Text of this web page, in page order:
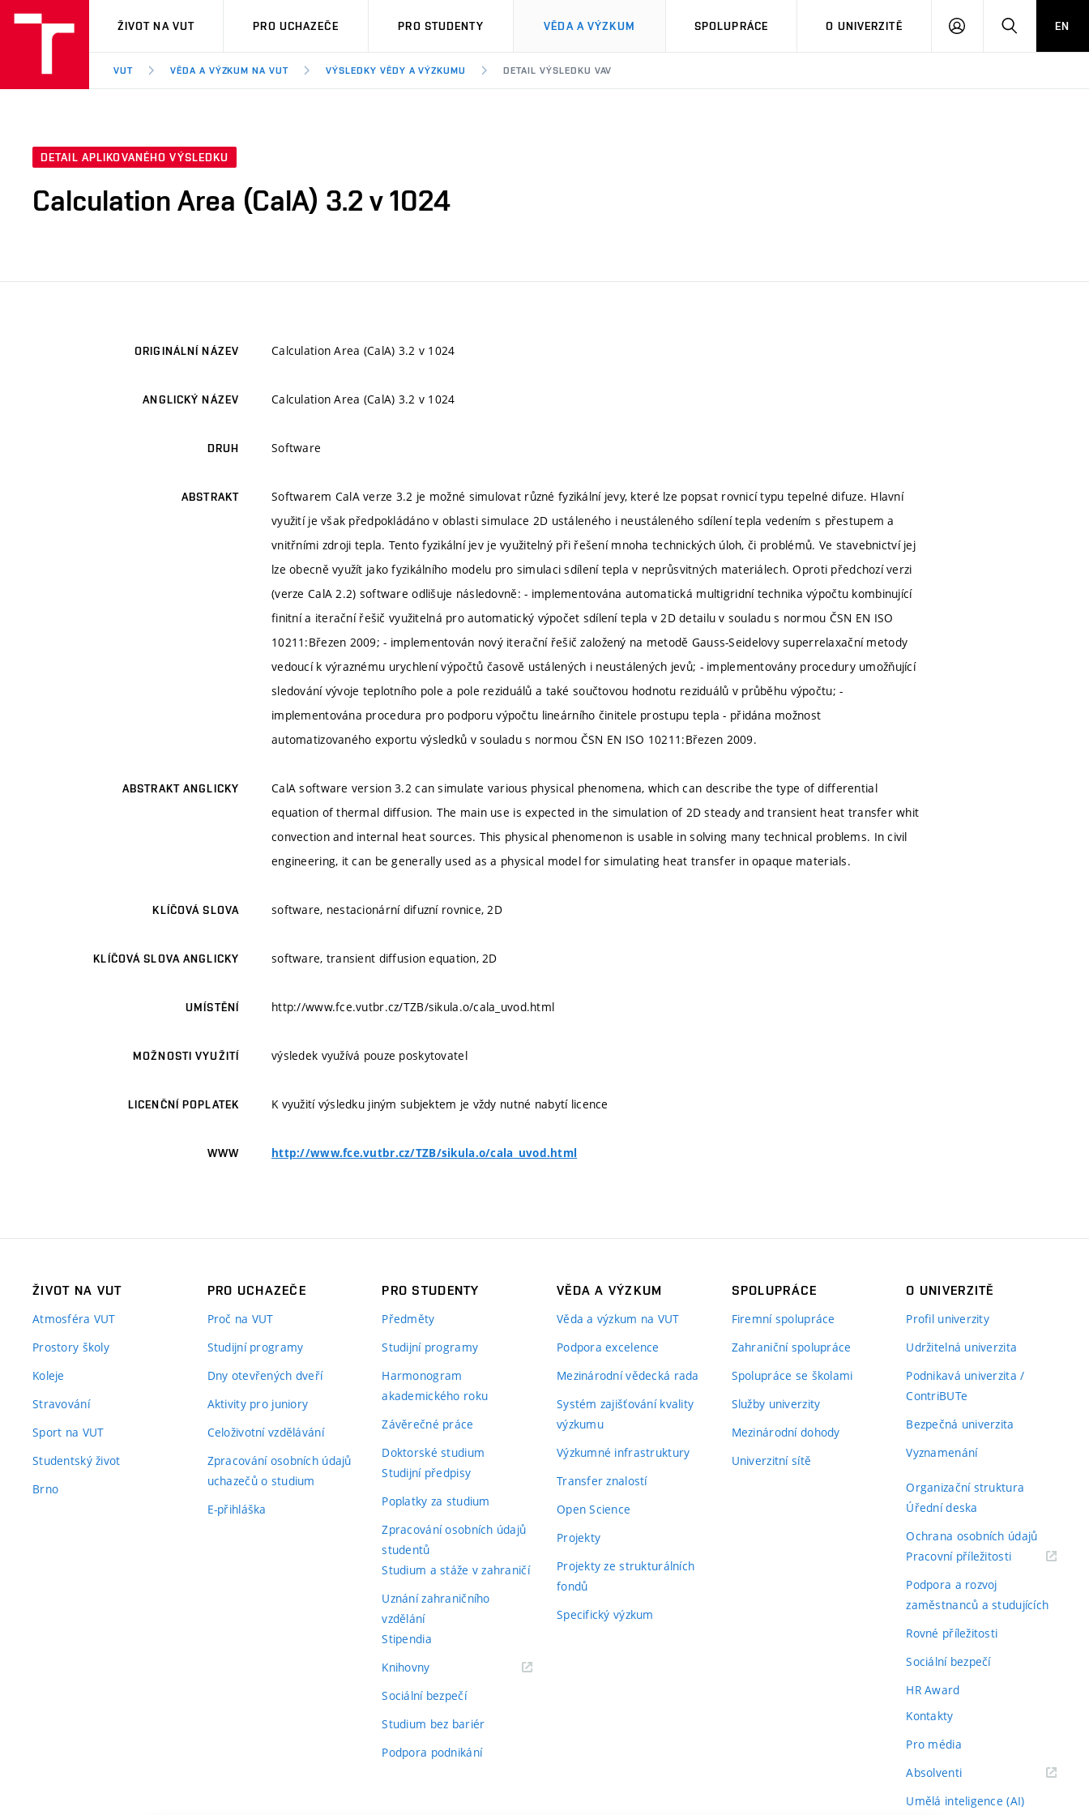
VUT
ŽIVOT NA VUT PRO UCHAZEČE PRO STUDENTY VĚDA A VÝZKUM SPOLUPRÁCE O UNIVERZITĚ
PŘIHLÁSIT HLEDATEN
VUT VĚDA A VÝZKUM NA VUT VÝSLEDKY VĚDY A VÝZKUMU DETAIL VÝSLEDKU VAV
DETAIL APLIKOVANÉHO VÝSLEDKU
Calculation Area (CalA) 3.2 v 1024
ORIGINÁLNÍ NÁZEV Calculation Area (CalA) 3.2 v 1024
ANGLICKÝ NÁZEV Calculation Area (CalA) 3.2 v 1024
DRUH Software
ABSTRAKT
Softwarem CalA verze 3.2 je možné simulovat různé fyzikální jevy, které lze popsat rovnicí typu tepelné difuze. Hlavní
využití je však předpokládáno v oblasti simulace 2D ustáleného i neustáleného sdílení tepla vedením s přestupem a
vnitřními zdroji tepla. Tento fyzikální jev je využitelný při řešení mnoha technických úloh, či problémů. Ve stavebnictví jej
lze obecně využít jako fyzikálního modelu pro simulaci sdílení tepla v neprůsvitných materiálech. Oproti předchozí verzi
(verze CalA 2.2) software odlišuje následovně: - implementována automatická multigridní technika výpočtu kombinující
finitní a iterační řešič využitelná pro automatický výpočet sdílení tepla v 2D detailu v souladu s normou ČSN EN ISO
10211:Březen 2009; - implementován nový iterační řešič založený na metodě Gauss-Seidelovy superrelaxační metody
vedoucí k výraznému urychlení výpočtů časově ustálených i neustálených jevů; - implementovány procedury umožňující
sledování vývoje teplotního pole a pole reziduálů a také součtovou hodnotu reziduálů v průběhu výpočtu; -
implementována procedura pro podporu výpočtu lineárního činitele prostupu tepla - přidána možnost
automatizovaného exportu výsledků v souladu s normou ČSN EN ISO 10211:Březen 2009.
ABSTRAKT ANGLICKY
CalA software version 3.2 can simulate various physical phenomena, which can describe the type of differential
equation of thermal diffusion. The main use is expected in the simulation of 2D steady and transient heat transfer whit
convection and internal heat sources. This physical phenomenon is usable in solving many technical problems. In civil
engineering, it can be generally used as a physical model for simulating heat transfer in opaque materials.
KLÍČOVÁ SLOVA software, nestacionární difuzní rovnice, 2D
KLÍČOVÁ SLOVA ANGLICKY software, transient diffusion equation, 2D
UMÍSTĚNÍ http://www.fce.vutbr.cz/TZB/sikula.o/cala_uvod.html
MOŽNOSTI VYUŽITÍ výsledek využívá pouze poskytovatel
LICENČNÍ POPLATEK K využití výsledku jiným subjektem je vždy nutné nabytí licence
WWW http://www.fce.vutbr.cz/TZB/sikula.o/cala_uvod.html
ŽIVOT NA VUT
Atmosféra VUT
Prostory školy
Koleje
Stravování
Sport na VUT
Studentský život
Brno
PRO UCHAZEČE
Proč na VUT
Studijní programy
Dny otevřených dveří
Aktivity pro juniory
Celoživotní vzdělávání
Zpracování osobních údajů
uchazečů o studium
E-přihláška
PRO STUDENTY
Předměty
Studijní programy
Harmonogram
akademického roku
Závěrečné práce
Doktorské studium
Studijní předpisy
Poplatky za studium
Zpracování osobních údajů
studentů
Studium a stáže v zahraničí
Uznání zahraničního
vzdělání
Stipendia
Knihovny(externí
Sociální bezpečí
Studium bez bariér
Podpora podnikání
VĚDA A VÝZKUM
Věda a výzkum na VUT
Podpora excelence
Mezinárodní vědecká rada
Systém zajišťování kvality
výzkumu
Výzkumné infrastruktury
Transfer znalostí
Open Science
Projekty
Projekty ze strukturálních
fondů
Specifický výzkum
SPOLUPRÁCE
Firemní spolupráce
Zahraniční spolupráce
Spolupráce se školami
Služby univerzity
Mezinárodní dohody
Univerzitní sítě
O UNIVERZITĚ
Profil univerzity
Udržitelná univerzita
Podnikavá univerzita /
ContriBUTe
Bezpečná univerzita
Vyznamenání
Organizační struktura
Úřední deska
Ochrana osobních údajů
Pracovní příležitosti(externí
Podpora a rozvoj
zaměstnanců a studujících
Rovné příležitosti
Sociální bezpečí
HR Award
Kontakty
Pro média
Absolventi(externí
Umělá inteligence (AI)